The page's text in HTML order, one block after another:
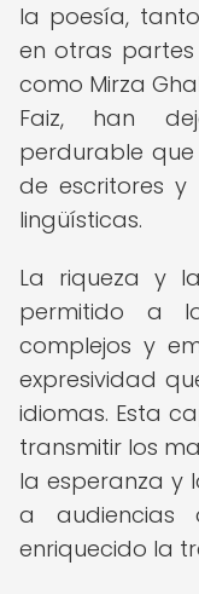
la poesía,
en otras partes
como Mirza
Faiz, han
perdurable
de escritores
lingüísticas.
La riqueza y
permitido a
complejos y
expresividad
idiomas. Esta
transmitir los
la esperanza y
a
enriquecido la